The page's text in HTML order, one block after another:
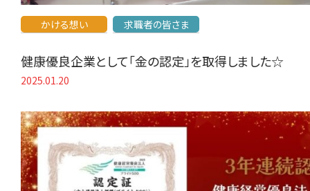
かける想い 求職者の皆さま
健康優良企業として「金の認定」を取得しました☆
2025.01.20